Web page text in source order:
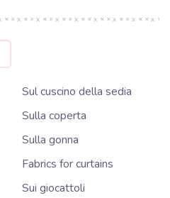
Sul cuscino della sedia
Sulla coperta
Sulla gonna
Fabrics for curtains
Sui giocattoli